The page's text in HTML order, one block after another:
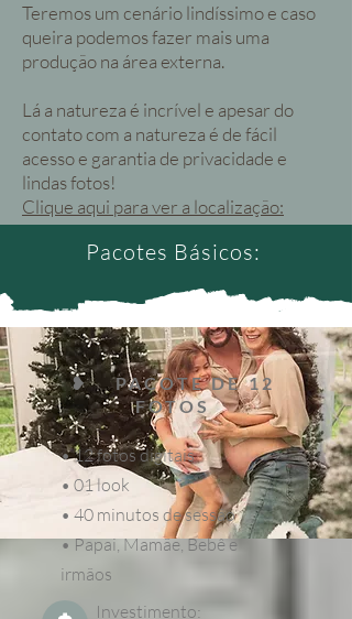
Teremos um cenário lindíssimo e caso
queira podemos fazer mais uma
produção na área externa.
Lá a natureza é incrível e apesar do
contato com a natureza é de fácil
acesso e garantia de privacidade e
lindas fotos!
Clique aqui para ver a localização:
Pacotes Básicos:
❥ PACOTE DE 12
FOTOS
• 12 fotos digitais
• 01 look
• 40 minutos de sessão
• Papai, Mamãe, Bebê e
irmãos
Investimento: